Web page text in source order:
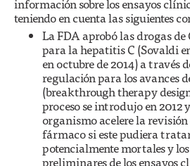
información sobre los ensayos
teniendo en cuenta las siguientes
La FDA aprobó las drogas de
para la hepatitis C (Sovaldi
en octubre de 2014) a través
regulación para los avances
(breakthrough therapy
proceso se introdujo en 2012
organismo acelere la
fármaco si este pudiera
potencialmente mortales y
preliminares de los ensayos